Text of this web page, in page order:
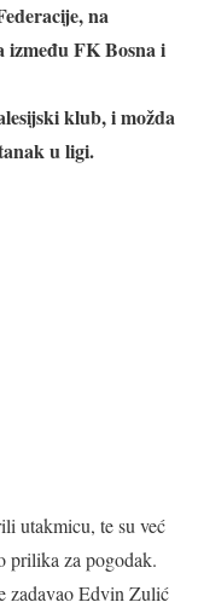
na
između FK Bosna i
klub, i možda
u ligi.
utakmicu, te su već
prilika za pogodak.
zadavao Edvin Zulić